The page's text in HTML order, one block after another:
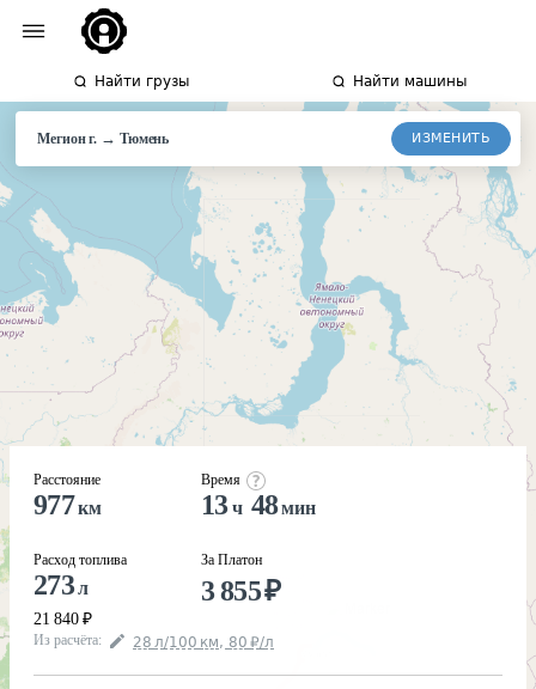
Найти грузы Найти машины
Мегион г. → Тюмень ИЗМЕНИТЬ
Расстояние
977км
Расход топлива
273л
21 840 ₽
Время
13ч 48мин
За Платон
3 855₽
Из расчёта: 28 л/100 км, 80 ₽/л